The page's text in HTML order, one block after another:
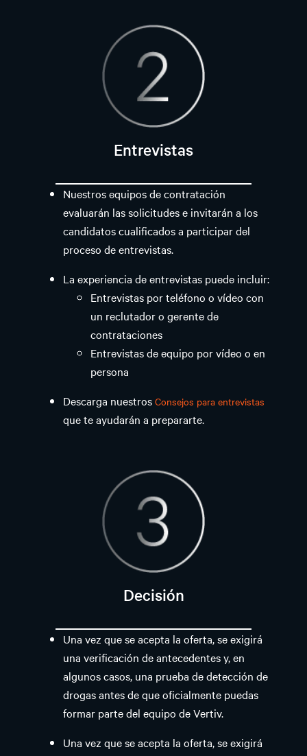
Entrevistas
Nuestros equipos de contratación
evaluarán las solicitudes e invitarán a los
candidatos cualificados a participar del
proceso de entrevistas.
La experiencia de entrevistas puede incluir:
Entrevistas por teléfono o vídeo con
un reclutador o gerente de
contrataciones
Entrevistas de equipo por vídeo o en
persona
Descarga nuestros Consejos para entrevistas
que te ayudarán a prepararte.
Decisión
Una vez que se acepta la oferta, se exigirá
una verificación de antecedentes y, en
algunos casos, una prueba de detección de
drogas antes de que oficialmente puedas
formar parte del equipo de Vertiv.
Una vez que se acepta la oferta, se exigirá